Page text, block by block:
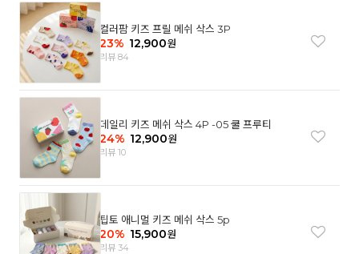
컬러팜 키즈 프릴 메쉬 삭스 3P
23% 12,900원
리뷰 84
데일리 키즈 메쉬 삭스 4P -05 쿨 프루티
24% 12,900원
리뷰 10
팁토 애니멀 키즈 메쉬 삭스 5p
20% 15,900원
리뷰 34